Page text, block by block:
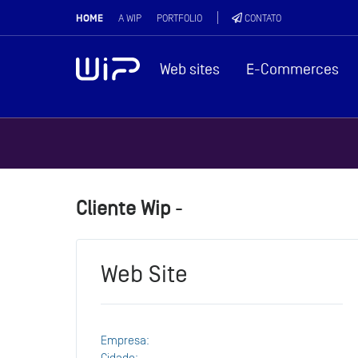
HOME A WIP PORTFOLIO CONTATO
Web sites E-Commerces
Web sites
E-Commerces
Aplicativos
Cliente Wip -
Web Site
Empresa: